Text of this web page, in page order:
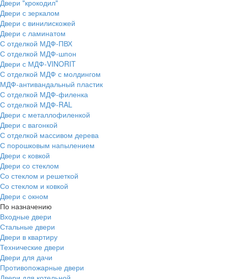
Двери "крокодил"
Двери с зеркалом
Двери с винилискожей
Двери с ламинатом
С отделкой МДФ-ПВХ
С отделкой МДФ-шпон
Двери с МДФ-VINORIT
С отделкой МДФ с молдингом
МДФ-антивандальный пластик
С отделкой МДФ-филенка
С отделкой МДФ-RAL
Двери с металлофиленкой
Двери с вагонкой
С отделкой массивом дерева
С порошковым напылением
Двери с ковкой
Двери со стеклом
Со стеклом и решеткой
Со стеклом и ковкой
Двери с окном
По назначению
Входные двери
Стальные двери
Двери в квартиру
Технические двери
Двери для дачи
Противопожарные двери